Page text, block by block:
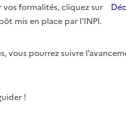
vos formalités, cliquez sur
mis en place par l’INPI.
vous pourrez suivre
!